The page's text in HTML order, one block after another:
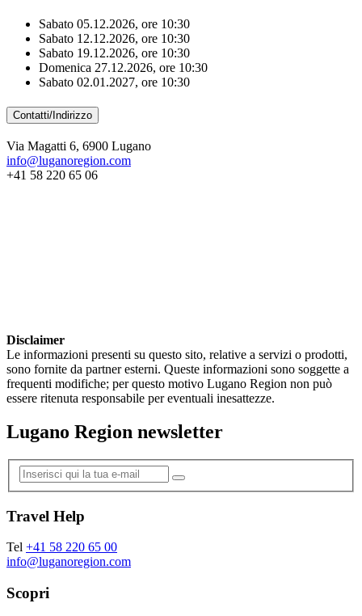
Sabato 05.12.2026, ore 10:30
Sabato 12.12.2026, ore 10:30
Sabato 19.12.2026, ore 10:30
Domenica 27.12.2026, ore 10:30
Sabato 02.01.2027, ore 10:30
Contatti/Indirizzo
Via Magatti 6, 6900 Lugano
info@luganoregion.com
+41 58 220 65 06
Disclaimer
Le informazioni presenti su questo sito, relative a servizi o prodotti,
sono fornite da partner esterni. Queste informazioni sono soggette a
frequenti modifiche; per questo motivo Lugano Region non può
essere ritenuta responsabile per eventuali inesattezze.
Lugano Region newsletter
Travel Help
Tel +41 58 220 65 00
info@luganoregion.com
Scopri